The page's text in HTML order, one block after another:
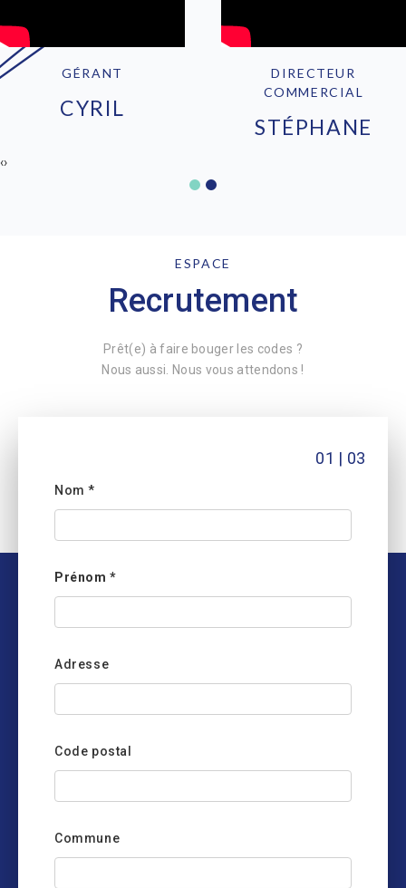
GÉRANT
CYRIL
DIRECTEUR
COMMERCIAL
STÉPHANE
‹›
ESPACE
Recrutement
Prêt(e) à faire bouger les codes ?
Nous aussi. Nous vous attendons !
01 | 03
Nom*
Prénom*
Adresse
Code postal
Commune